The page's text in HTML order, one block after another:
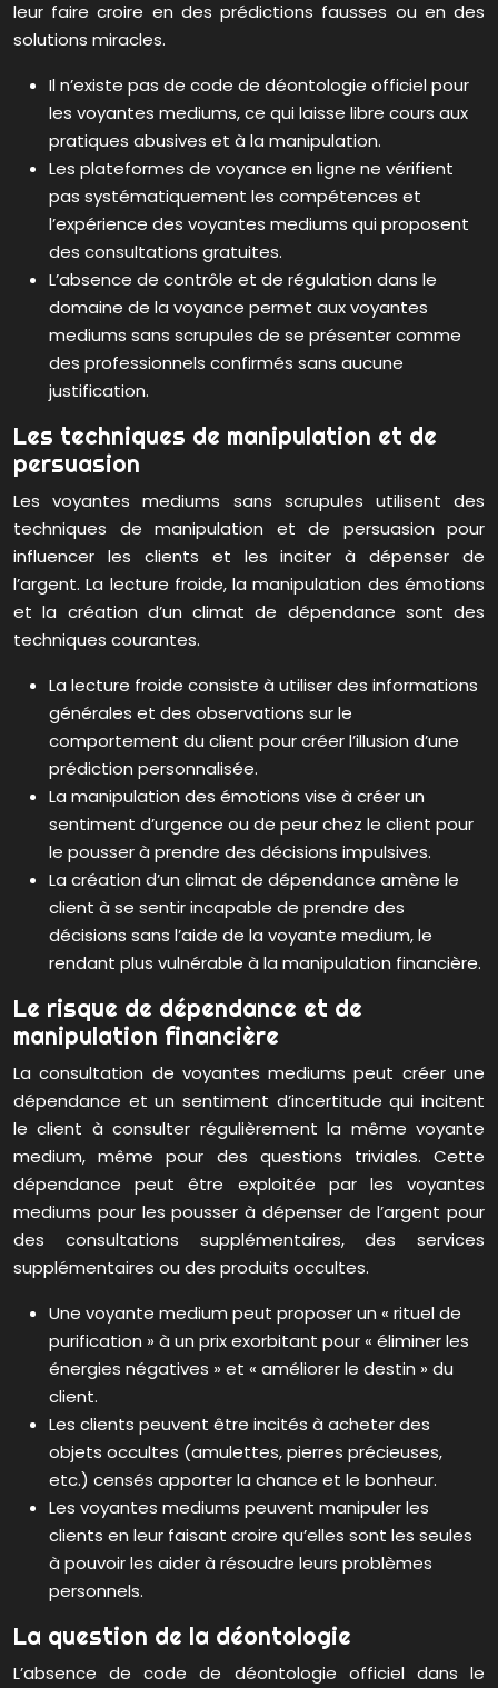
leur faire croire en des prédictions fausses ou en des
solutions miracles.
Il n’existe pas de code de déontologie officiel pour
les voyantes mediums, ce qui laisse libre cours aux
pratiques abusives et à la manipulation.
Les plateformes de voyance en ligne ne vérifient
pas systématiquement les compétences et
l’expérience des voyantes mediums qui proposent
des consultations gratuites.
L’absence de contrôle et de régulation dans le
domaine de la voyance permet aux voyantes
mediums sans scrupules de se présenter comme
des professionnels confirmés sans aucune
justification.
Les techniques de manipulation et de
persuasion
Les voyantes mediums sans scrupules utilisent des
techniques de manipulation et de persuasion pour
influencer les clients et les inciter à dépenser de
l’argent. La lecture froide, la manipulation des émotions
et la création d’un climat de dépendance sont des
techniques courantes.
La lecture froide consiste à utiliser des informations
générales et des observations sur le
comportement du client pour créer l’illusion d’une
prédiction personnalisée.
La manipulation des émotions vise à créer un
sentiment d’urgence ou de peur chez le client pour
le pousser à prendre des décisions impulsives.
La création d’un climat de dépendance amène le
client à se sentir incapable de prendre des
décisions sans l’aide de la voyante medium, le
rendant plus vulnérable à la manipulation financière.
Le risque de dépendance et de
manipulation financière
La consultation de voyantes mediums peut créer une
dépendance et un sentiment d’incertitude qui incitent
le client à consulter régulièrement la même voyante
medium, même pour des questions triviales. Cette
dépendance peut être exploitée par les voyantes
mediums pour les pousser à dépenser de l’argent pour
des consultations supplémentaires, des services
supplémentaires ou des produits occultes.
Une voyante medium peut proposer un « rituel de
purification » à un prix exorbitant pour « éliminer les
énergies négatives » et « améliorer le destin » du
client.
Les clients peuvent être incités à acheter des
objets occultes (amulettes, pierres précieuses,
etc.) censés apporter la chance et le bonheur.
Les voyantes mediums peuvent manipuler les
clients en leur faisant croire qu’elles sont les seules
à pouvoir les aider à résoudre leurs problèmes
personnels.
La question de la déontologie
L’absence de code de déontologie officiel dans le